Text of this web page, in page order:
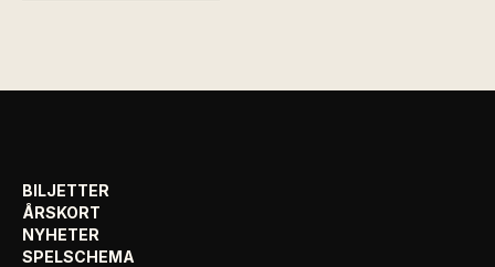
BILJETTER
ÅRSKORT
NYHETER
SPELSCHEMA